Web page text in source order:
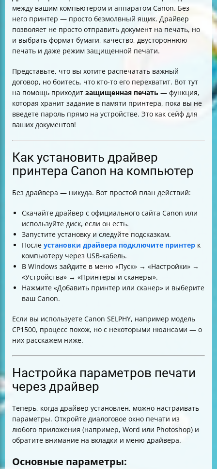
между вашим компьютером и аппаратом Canon. Без
него принтер — просто безмолвный ящик. Драйвер
позволяет не просто отправить документ на печать, но
и выбрать формат бумаги, качество, двустороннюю
печать и даже режим защищенной печати.
Представьте, что вы хотите распечатать важный
договор, но боитесь, что кто-то его перехватит. Вот тут
на помощь приходит защищенная печать — функция,
которая хранит задание в памяти принтера, пока вы не
введете пароль прямо на устройстве. Это как сейф для
ваших документов!
Как установить драйвер
принтера Canon на компьютер
Без драйвера — никуда. Вот простой план действий:
Скачайте драйвер с официального сайта Canon или
используйте диск, если он есть.
Запустите установку и следуйте подсказкам.
После установки драйвера подключите принтер к
компьютеру через USB-кабель.
В Windows зайдите в меню «Пуск» → «Настройки» →
«Устройства» → «Принтеры и сканеры».
Нажмите «Добавить принтер или сканер» и выберите
ваш Canon.
Если вы используете Canon SELPHY, например модель
CP1500, процесс похож, но с некоторыми нюансами — о
них расскажем ниже.
Настройка параметров печати
через драйвер
Теперь, когда драйвер установлен, можно настраивать
параметры. Откройте диалоговое окно печати из
любого приложения (например, Word или Photoshop) и
обратите внимание на вкладки и меню драйвера.
Основные параметры: